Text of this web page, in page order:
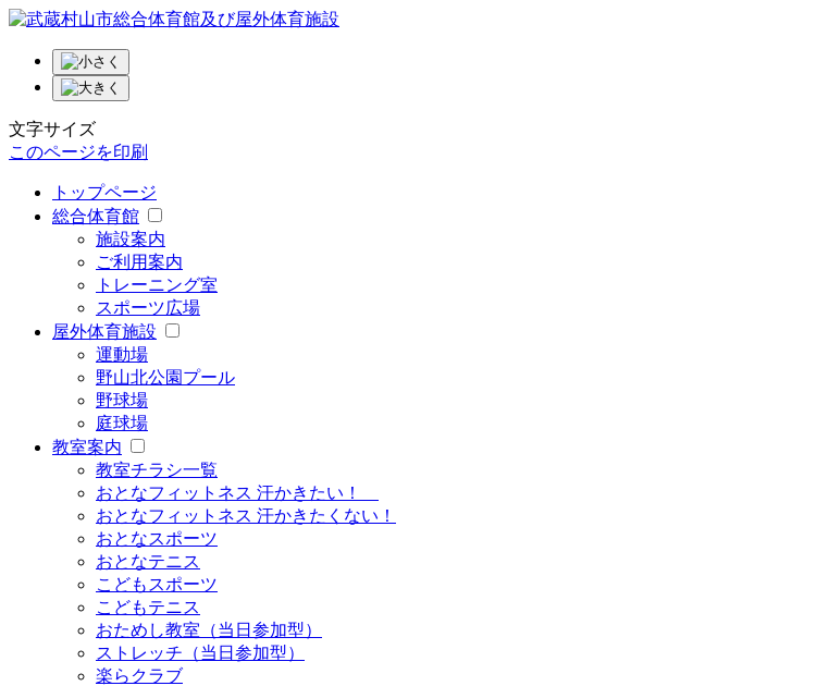
文字サイズ
このページを印刷
トップページ
総合体育館
施設案内
ご利用案内
トレーニング室
スポーツ広場
屋外体育施設
運動場
野山北公園プール
野球場
庭球場
教室案内
教室チラシ一覧
おとなフィットネス 汗かきたい！
おとなフィットネス 汗かきたくない！
おとなスポーツ
おとなテニス
こどもスポーツ
こどもテニス
おためし教室（当日参加型）
ストレッチ（当日参加型）
楽らクラブ